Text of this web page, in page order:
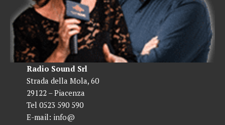
Radio Sound Srl
Strada della Mola, 60
29122 – Piacenza
Tel 0523 590 590
E-mail: info@